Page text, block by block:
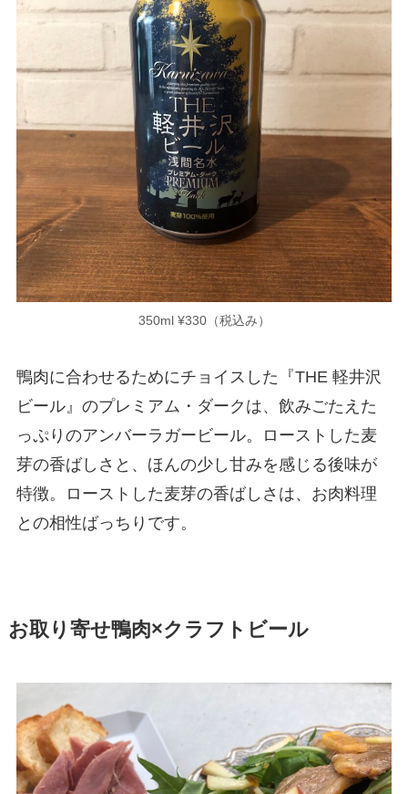
350ml ¥330（税込み）
鴨肉に合わせるためにチョイスした『THE 軽井沢
ビール』のプレミアム・ダークは、飲みごたえた
っぷりのアンバーラガービール。ローストした麦
芽の香ばしさと、ほんの少し甘みを感じる後味が
特徴。ローストした麦芽の香ばしさは、お肉料理
との相性ばっちりです。
お取り寄せ鴨肉×クラフトビール